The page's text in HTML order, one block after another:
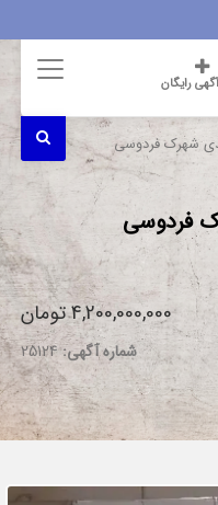
رایگان
شهرک فردوسی
فردوسی
4,200,000,000 تومان
شماره آگهی:25124